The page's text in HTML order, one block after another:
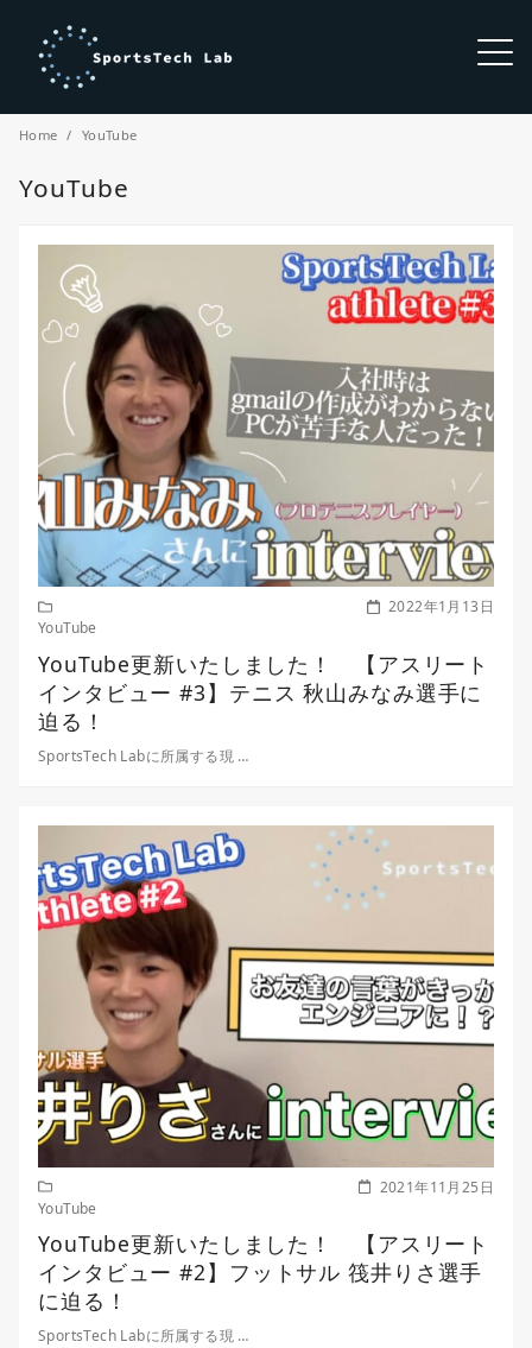
Home YouTube
YouTube
YouTube
2022年1月13日
YouTube更新いたしました！ 【アスリート
インタビュー #3】テニス 秋山みなみ選手に
迫る！
SportsTech Labに所属する現 …
YouTube
2021年11月25日
YouTube更新いたしました！ 【アスリート
インタビュー #2】フットサル 筏井りさ選手
に迫る！
SportsTech Labに所属する現 …